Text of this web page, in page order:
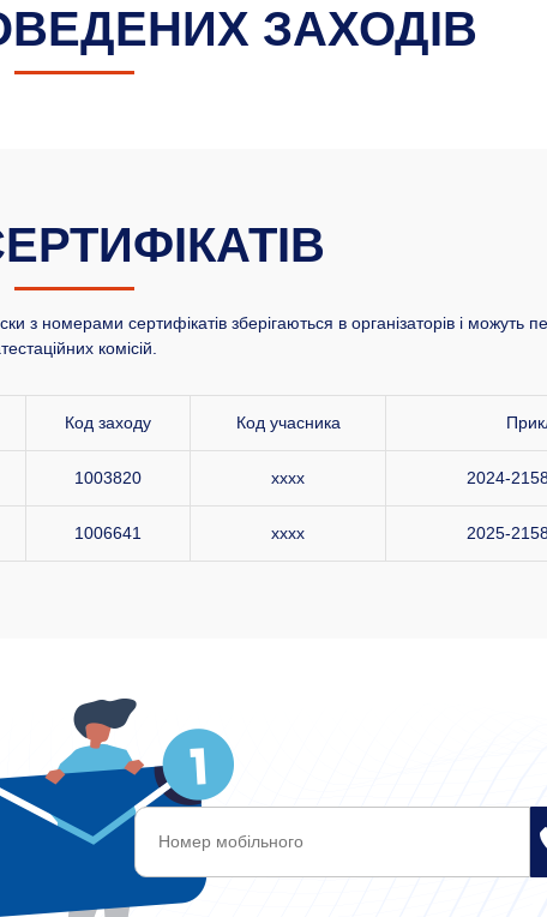
ЗАХОДІВ
з номерами сертифікатів зберігаються в організаторів і можуть
комісій.
Код заходу Код учасника
1003820 xxxx 2024-
1006641 xxxx 2025-